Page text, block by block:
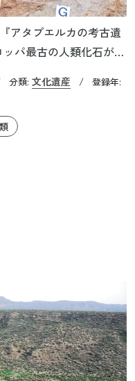
アタプエルカの考古遺
パ最古の人類化石が
な手掛かりとなり、ア
系譜が記録されてい
、シマ・デ・ロス・
ーフなどが描かれた
。化石や遺構の眠る
分類: 文化遺産 / 登録年: